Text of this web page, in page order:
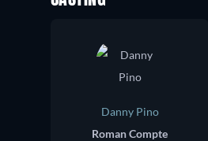
Danny Pino
Roman Compte